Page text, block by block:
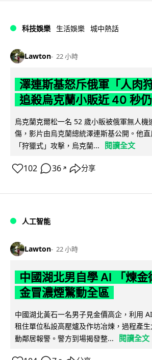
科技娛樂 生活娛樂 城中熱話
Lawton 22 小時
澤連斯基怒斥俄軍「人肉
追殺烏克蘭小販近 40 秒
烏克蘭克爾松一名 52 歲小販被俄軍無人機
傷，影片由烏克蘭總統澤連斯基公開。他
「狩獵式」攻擊，烏克蘭...
閱讀全文
102 36 ↗ 分享
人工智能
Lawton 22 小時
中國湖北男自學 AI 「煉金
金冒濃煙驚動全區
中國湖北黃石一名男子見金價高企，利用
租住單位私設高壓爐及作坊冶煉，過程產
動鄰居報警。警方到場揭發整...
閱讀全文